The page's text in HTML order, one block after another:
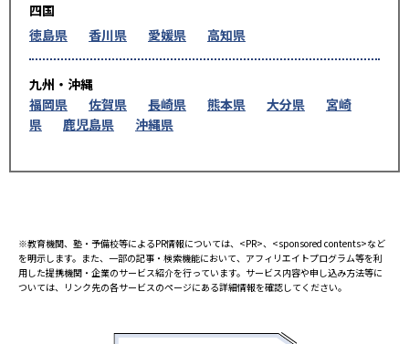
四国
徳島県
香川県 愛媛県 高知県
九州・沖縄
福岡県
佐賀県 長崎県 熊本県 大分県
宮崎
県
鹿児島県 沖縄県
※教育機関、塾・予備校等によるPR情報については、<PR>、<sponsored contents>など
を明示します。また、一部の記事・検索機能において、アフィリエイトプログラム等を利
用した提携機関・企業のサービス紹介を行っています。サービス内容や申し込み方法等に
ついては、リンク先の各サービスのページにある詳細情報を確認してください。